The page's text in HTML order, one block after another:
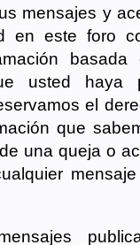
mensajes y
en este foro
basada
usted haya
el
que
una queja o